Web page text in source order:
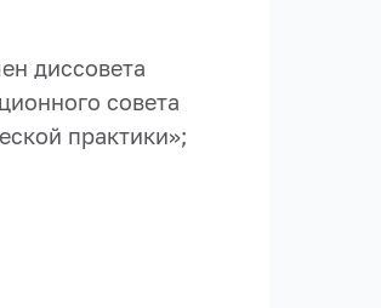
диссовета
совета
практики»;